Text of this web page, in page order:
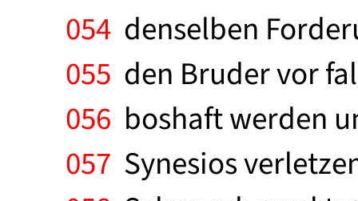
054 denselben
055 den Bruder vor
056 boshaft werden
057 Synesios